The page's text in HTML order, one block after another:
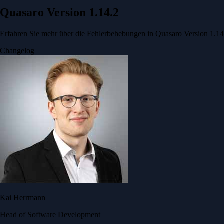
Quasaro Version 1.14.2
Erfahren Sie mehr über die Fehlerbehebungen in Quasaro Version
Changelog
Kai Herrmann
Head of Software Development